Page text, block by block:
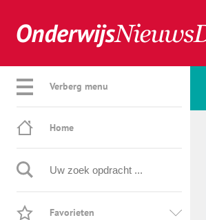
Verberg menu
Home
Favorieten